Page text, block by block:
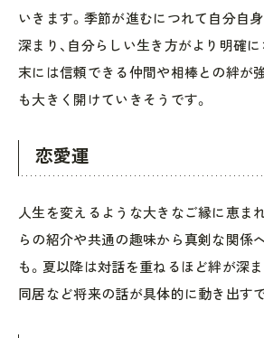
いきます。季節が進むにつれて自分自
深まり、自分らしい生き方がより明確
末には信頼できる仲間や相棒との絆が
も大きく開けていきそうです。
恋愛運
人生を変えるような大きなご縁に恵ま
らの紹介や共通の趣味から真剣な関係
も。夏以降は対話を重ねるほど絆が深
同居など将来の話が具体的に動き出す